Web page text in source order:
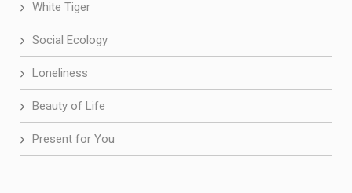
White Tiger
Social Ecology
Loneliness
Beauty of Life
Present for You